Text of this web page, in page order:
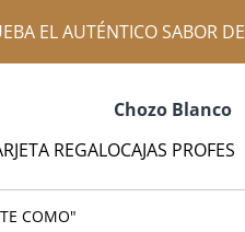
EL AUTÉNTICO SABOR
Chozo Blanco
REGALOCAJAS PROFES
COMO"